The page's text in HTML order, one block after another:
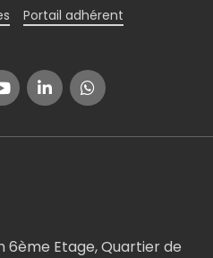
Portail adhérent
6ème Etage, Quartier de